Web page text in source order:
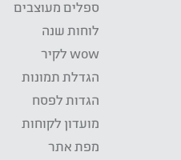
ספלים מעוצבים
לוחות שנה
wow לקיר
הגדלת תמונות
הגדות לפסח
מועדון לקוחות
מפת אתר